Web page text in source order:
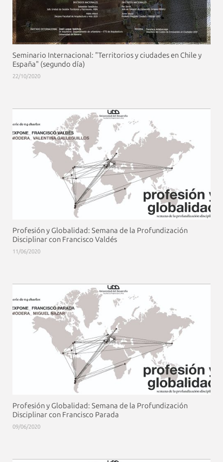
Seminario Internacional: "Territorios y ciudades en Chile y
España" (segundo día)
22/10/2020
Profesión y Globalidad: Semana de la Profundización
Disciplinar con Francisco Valdés
11/06/2020
Profesión y Globalidad: Semana de la Profundización
Disciplinar con Francisco Parada
09/06/2020